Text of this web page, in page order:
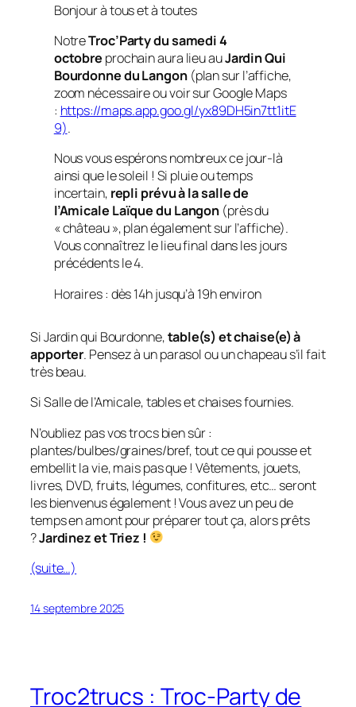
Bonjour à tous et à toutes
NotreTroc’Party du samedi 4
octobre prochain aura lieu auJardin Qui
Bourdonne du Langon(plan sur l’affiche,
zoom nécessaire ou voir sur Google Maps
: https://maps.app.goo.gl/yx89DH5in7tt1itE
9).
Nous vous espérons nombreux ce jour-là
ainsi que le soleil ! Si pluie ou temps
incertain, repli prévu à la salle de
l’Amicale Laïque du Langon (près du
« château », plan également sur l’affiche).
Vous connaîtrez le lieu final dans les jours
précédents le 4.
Horaires : dès 14h jusqu’à 19h environ
Si Jardin qui Bourdonne,table(s) et chaise(e) à
apporter. Pensez à un parasol ou un chapeau s’il fait
très beau.
Si Salle de l’Amicale, tables et chaises fournies.
N’oubliez pas vos trocs bien sûr :
plantes/bulbes/graines/bref, tout ce qui pousse et
embellit la vie, mais pas que ! Vêtements, jouets,
livres, DVD, fruits, légumes, confitures, etc… seront
les bienvenus également ! Vous avez un peu de
temps en amont pour préparer tout ça, alors prêts
?Jardinez et Triez !
(suite…)
14 septembre 2025
Troc2trucs : Troc-Party de